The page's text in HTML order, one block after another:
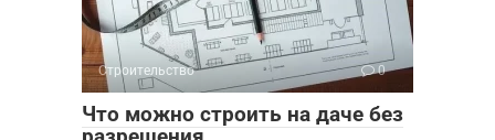
Строительство 0
Что можно строить на даче без